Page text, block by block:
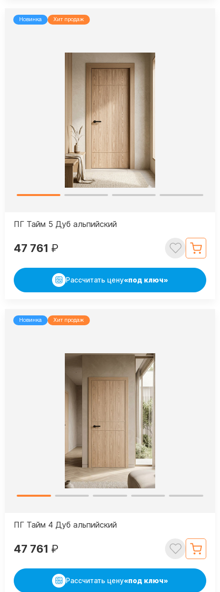
Новинка Хит продаж
ПГ Тайм 5 Дуб альпийский
47 761 ₽
Рассчитать цену«под ключ»
Новинка Хит продаж
ПГ Тайм 4 Дуб альпийский
47 761 ₽
Рассчитать цену«под ключ»